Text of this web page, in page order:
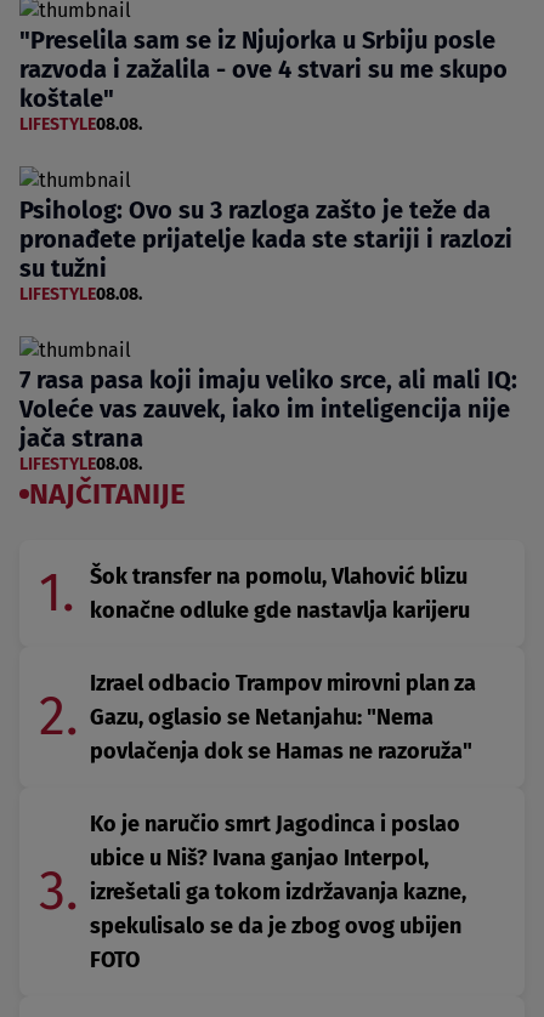
"Preselila sam se iz Njujorka u Srbiju posle
razvoda i zažalila - ove 4 stvari su me skupo
koštale"
LIFESTYLE08.08.
Psiholog: Ovo su 3 razloga zašto je teže da
pronađete prijatelje kada ste stariji i razlozi
su tužni
LIFESTYLE08.08.
7 rasa pasa koji imaju veliko srce, ali mali IQ:
Voleće vas zauvek, iako im inteligencija nije
jača strana
LIFESTYLE08.08.
NAJČITANIJE
1.
Šok transfer na pomolu, Vlahović blizu
konačne odluke gde nastavlja karijeru
2.
Izrael odbacio Trampov mirovni plan za
Gazu, oglasio se Netanjahu: "Nema
povlačenja dok se Hamas ne razoruža"
3.
Ko je naručio smrt Jagodinca i poslao
ubice u Niš? Ivana ganjao Interpol,
izrešetali ga tokom izdržavanja kazne,
spekulisalo se da je zbog ovog ubijen
FOTO